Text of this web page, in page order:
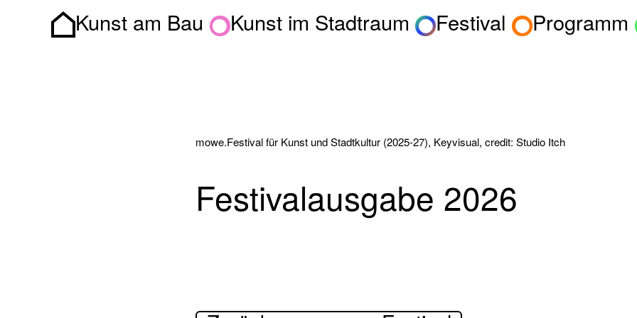
Homepage
Kunst am Bau Kunst im Stadtraum Festival Programm
mowe.Festival für Kunst und Stadtkultur (2025-27), Keyvisual, credit: Studio Itch
Festivalausgabe 2026